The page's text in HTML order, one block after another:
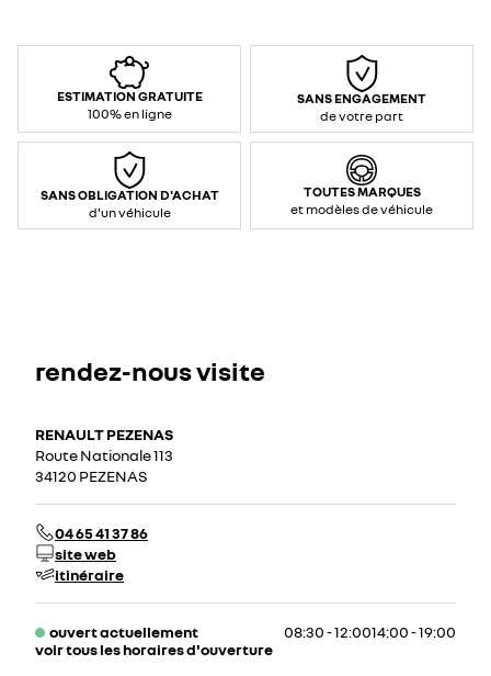
ESTIMATION GRATUITE
100% en ligne
SANS ENGAGEMENT
de votre part
SANS OBLIGATION D'ACHAT
d'un véhicule
TOUTES MARQUES
et modèles de véhicule
rendez-nous visite
RENAULT PEZENAS
Route Nationale 113
34120 PEZENAS
04 65 41 37 86
site web
itinéraire
ouvert actuellement 08:30 - 12:0014:00 - 19:00
voir tous les horaires d'ouverture